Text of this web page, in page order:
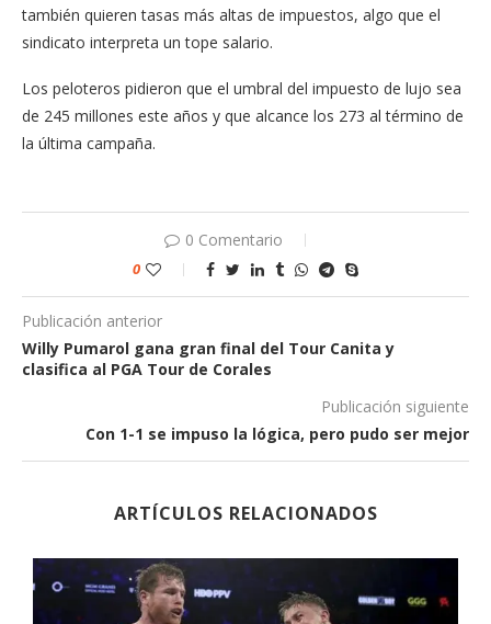
también quieren tasas más altas de impuestos, algo que el
sindicato interpreta un tope salario.
Los peloteros pidieron que el umbral del impuesto de lujo sea
de 245 millones este años y que alcance los 273 al término de
la última campaña.
0 Comentario
0
Publicación anterior
Willy Pumarol gana gran final del Tour Canita y
clasifica al PGA Tour de Corales
Publicación siguiente
Con 1-1 se impuso la lógica, pero pudo ser mejor
ARTÍCULOS RELACIONADOS